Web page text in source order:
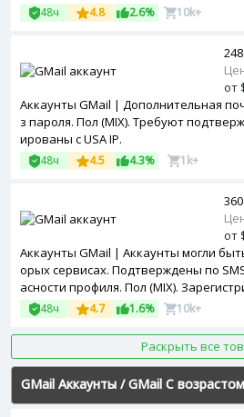
48ч 4.8 2.6% 10k+
Аккаунты GMail | Дополнительная
з пароля. Пол (MIX). Требуют
ированы с USA IP.
48ч 4.5 4.3% 1k+
от
Аккаунты GMail | Аккаунты могли
орых сервисах. Подтверждены по
асности профиля. Пол (MIX).
48ч 4.7 1.6% 10k+
от
Раскрыть все
GMail Аккаунты /GMail С возрастом